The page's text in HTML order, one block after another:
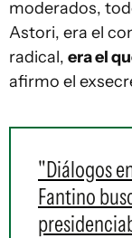
moderados,
Astori, era el
radical, era el
afirmo el
"Diálogos
Fantino